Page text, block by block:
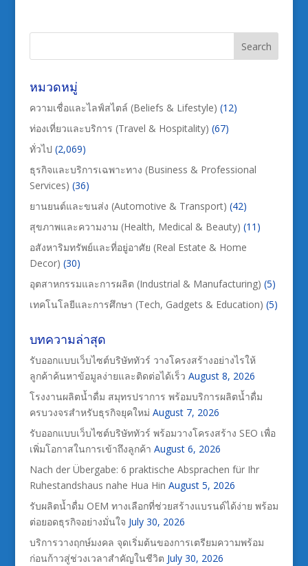
หมวดหมู่
ความเชื่อและไลฟ์สไตล์ (Beliefs & Lifestyle) (12)
ท่องเที่ยวและบริการ (Travel & Hospitality) (67)
ทั่วไป (2,069)
ธุรกิจและบริการเฉพาะทาง (Business & Professional
Services) (36)
ยานยนต์และขนส่ง (Automotive & Transport) (42)
สุขภาพและความงาม (Health, Medical & Beauty) (11)
อสังหาริมทรัพย์และที่อยู่อาศัย (Real Estate & Home
Decor) (30)
อุตสาหกรรมและการผลิต (Industrial & Manufacturing) (5)
เทคโนโลยีและการศึกษา (Tech, Gadgets & Education) (5)
บทความล่าสุด
รับออกแบบเว็บไซต์บริษัททัวร์ วางโครงสร้างอย่างไรให้
ลูกค้าค้นหาข้อมูลง่ายและติดต่อได้เร็ว August 8, 2026
โรงงานผลิตน้ำดื่ม สมุทรปราการ พร้อมบริการผลิตน้ำดื่ม
ครบวงจรสำหรับธุรกิจยุคใหม่ August 7, 2026
รับออกแบบเว็บไซต์บริษัททัวร์ พร้อมวางโครงสร้าง SEO เพื่อ
เพิ่มโอกาสในการเข้าถึงลูกค้า August 6, 2026
Nach der Übergabe: 6 praktische Absprachen für Ihr
Ruhestandshaus nahe Hua Hin August 5, 2026
รับผลิตน้ำดื่ม OEM ทางเลือกที่ช่วยสร้างแบรนด์ได้ง่าย พร้อม
ต่อยอดธุรกิจอย่างมั่นใจ July 30, 2026
บริการวางฤกษ์มงคล จุดเริ่มต้นของการเตรียมความพร้อม
ก่อนก้าวสู่ช่วงเวลาสำคัญในชีวิต July 30, 2026